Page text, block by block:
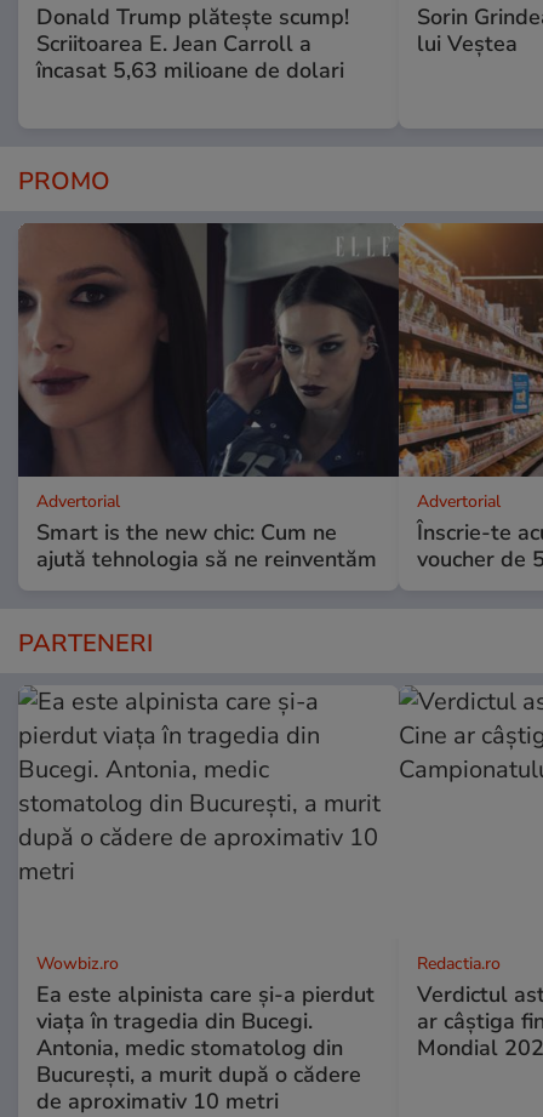
Donald Trump plătește scump!
Scriitoarea E. Jean Carroll a
încasat 5,63 milioane de dolari
Sorin
lui Veștea
PROMO
Advertorial
Smart is the new chic: Cum ne
ajută tehnologia să ne reinventăm
Advertorial
Înscrie-te
voucher de
PARTENERI
Wowbiz.ro
Ea este alpinista care și-a pierdut
viața în tragedia din Bucegi.
Antonia, medic stomatolog din
București, a murit după o cădere
de aproximativ 10 metri
Redactia.ro
Verdictul
ar câștiga
Mondial